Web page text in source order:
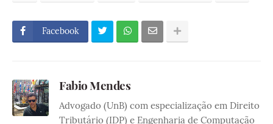
Facebook
Fabio Mendes
Advogado (UnB) com especialização em Direito
Tributário (IDP) e Engenharia de Computação